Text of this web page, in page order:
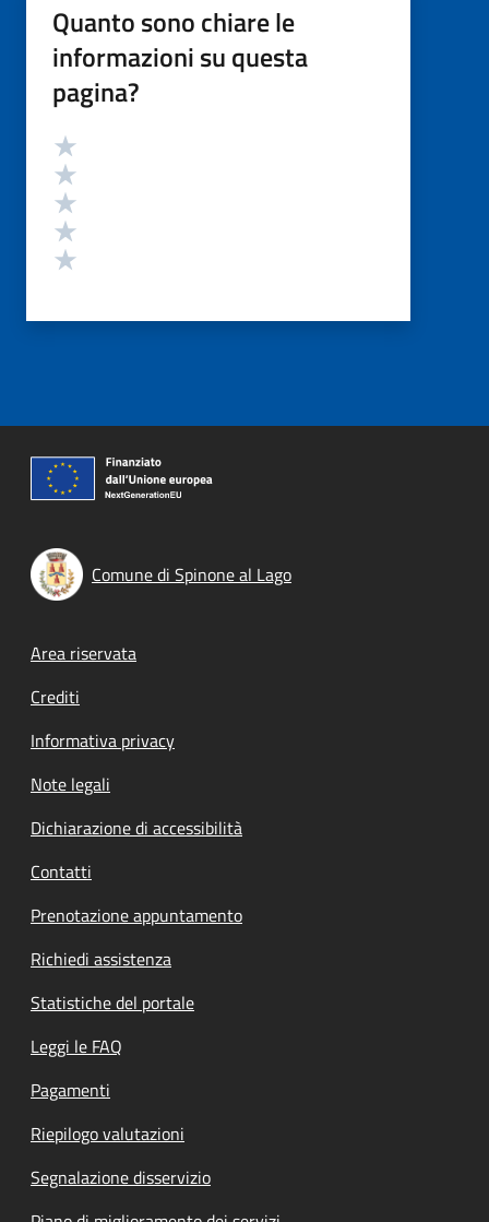
Quanto sono chiare le
informazioni su questa
pagina?
Valutazione
Comune di Spinone al Lago
Footer menu
Area riservata
Crediti
Informativa privacy
Note legali
Dichiarazione di accessibilità
Contatti
Prenotazione appuntamento
Richiedi assistenza
Statistiche del portale
Leggi le FAQ
Pagamenti
Riepilogo valutazioni
Segnalazione disservizio